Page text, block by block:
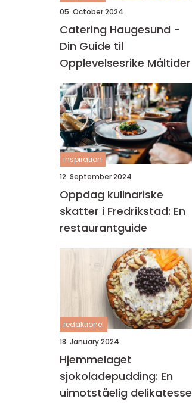
05. October 2024
Catering Haugesund -
Din Guide til
Opplevelsesrike Måltider
inspiration
12. September 2024
Oppdag kulinariske
skatter i Fredrikstad: En
restaurantguide
redaktionel
18. January 2024
Hjemmelaget
sjokoladepudding: En
uimotståelig delikatesse